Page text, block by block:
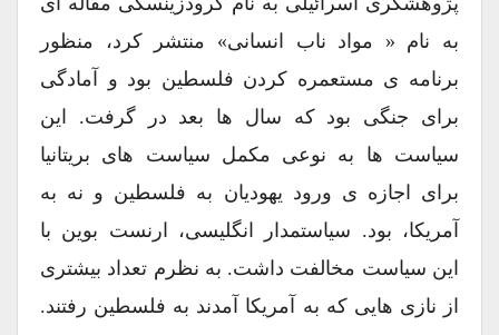
به نام « مواد ناب انسانی» منتشر کرد، منظور
برنامه ی مستعمره کردن فلسطین بود و آمادگی
برای جنگی بود که سال ها بعد در گرفت. این
سیاست ها به نوعی مکمل سیاست های بریتانیا
برای اجازه ی ورود یهودیان به فلسطین و نه به
آمریکا، بود. سیاستمدار انگلیسی، ارنست بوین با
این سیاست مخالفت داشت. به نظرم تعداد بیشتری
از نازی هایی که به آمریکا آمدند به فلسطین رفتند.